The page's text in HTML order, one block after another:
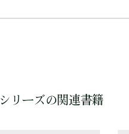
シリーズの関連書籍